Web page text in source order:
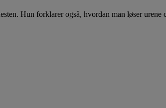
Hun forklarer også, hvordan man løser urene